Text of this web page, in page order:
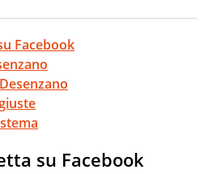
Facebook
su Facebook